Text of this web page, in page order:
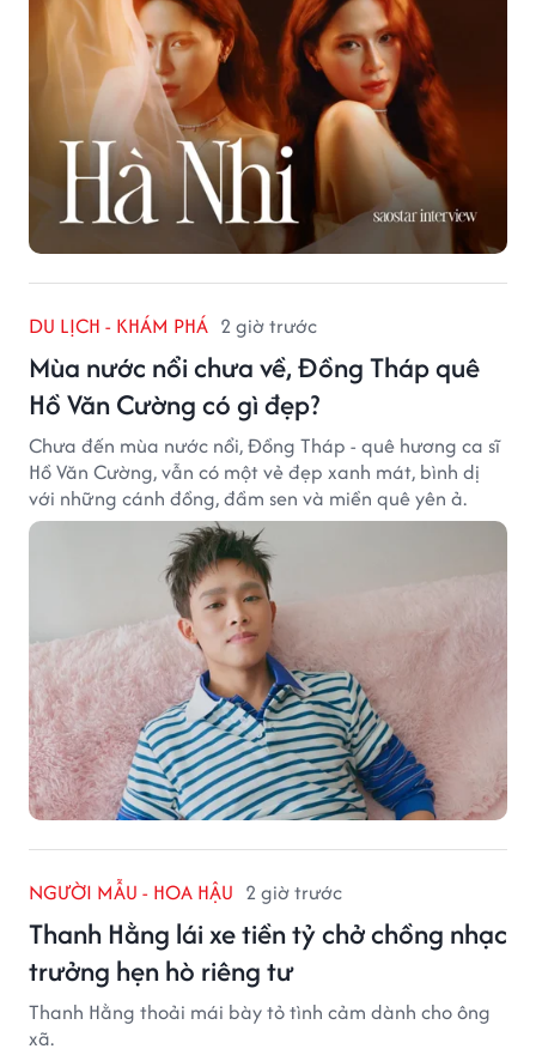
DU LỊCH - KHÁM PHÁ 2 giờ trước
Mùa nước nổi chưa về, Đồng Tháp quê
Hồ Văn Cường có gì đẹp?
Chưa đến mùa nước nổi, Đồng Tháp - quê hương ca sĩ
Hồ Văn Cường, vẫn có một vẻ đẹp xanh mát, bình dị
với những cánh đồng, đầm sen và miền quê yên ả.
NGƯỜI MẪU - HOA HẬU 2 giờ trước
Thanh Hằng lái xe tiền tỷ chở chồng nhạc
trưởng hẹn hò riêng tư
Thanh Hằng thoải mái bày tỏ tình cảm dành cho ông
xã.